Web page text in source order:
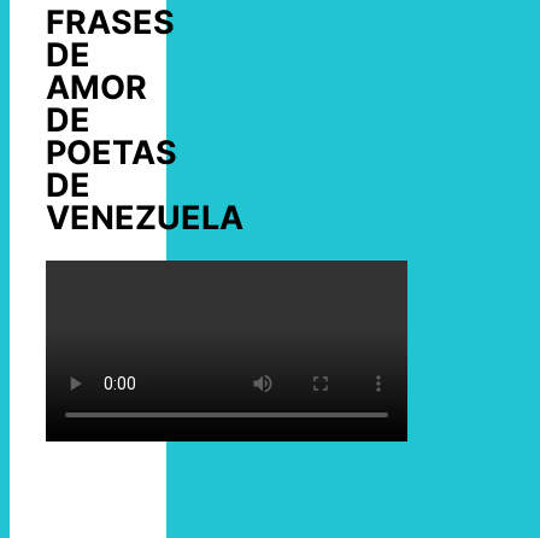
FRASES
DE
AMOR
DE
POETAS
DE
VENEZUELA